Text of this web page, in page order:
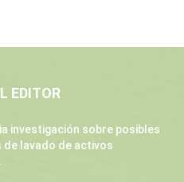
EDITOR
investigación sobre posibles
de lavado de activos